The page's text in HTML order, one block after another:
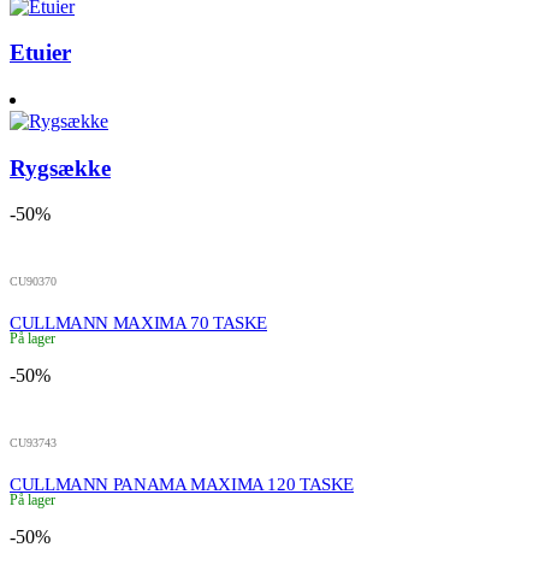
Etuier
Rygsække
-50%
CU90370
CULLMANN MAXIMA 70 TASKE
På lager
-50%
CU93743
CULLMANN PANAMA MAXIMA 120 TASKE
På lager
-50%